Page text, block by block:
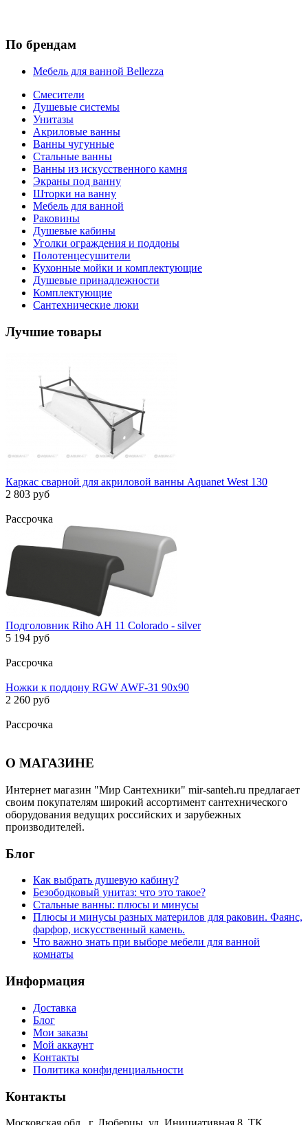
По брендам
Мебель для ванной Bellezza
Смесители
Душевые системы
Унитазы
Акриловые ванны
Ванны чугунные
Стальные ванны
Ванны из искусственного камня
Экраны под ванну
Шторки на ванну
Мебель для ванной
Раковины
Душевые кабины
Уголки ограждения и поддоны
Полотенцесушители
Кухонные мойки и комплектующие
Душевые принадлежности
Комплектующие
Сантехнические люки
Лучшие товары
Каркас сварной для акриловой ванны Aquanet West 130
2 803 руб
Рассрочка
Подголовник Riho AH 11 Colorado - silver
5 194 руб
Рассрочка
Ножки к поддону RGW AWF-31 90х90
2 260 руб
Рассрочка
О МАГАЗИНЕ
Интернет магазин "Мир Сантехники" mir-santeh.ru предлагает
своим покупателям широкий ассортимент сантехнического
оборудования ведущих российских и зарубежных
производителей.
Блог
Как выбрать душевую кабину?
Безободковый унитаз: что это такое?
Стальные ванны: плюсы и минусы
Плюсы и минусы разных материлов для раковин. Фаянс,
фарфор, искусственный камень.
Что важно знать при выборе мебели для ванной
комнаты
Информация
Доставка
Блог
Мои заказы
Мой аккаунт
Контакты
Политика конфиденциальности
Контакты